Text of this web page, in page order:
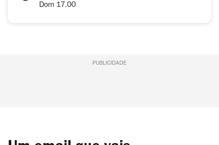
Dom 17.00
PUBLICIDADE